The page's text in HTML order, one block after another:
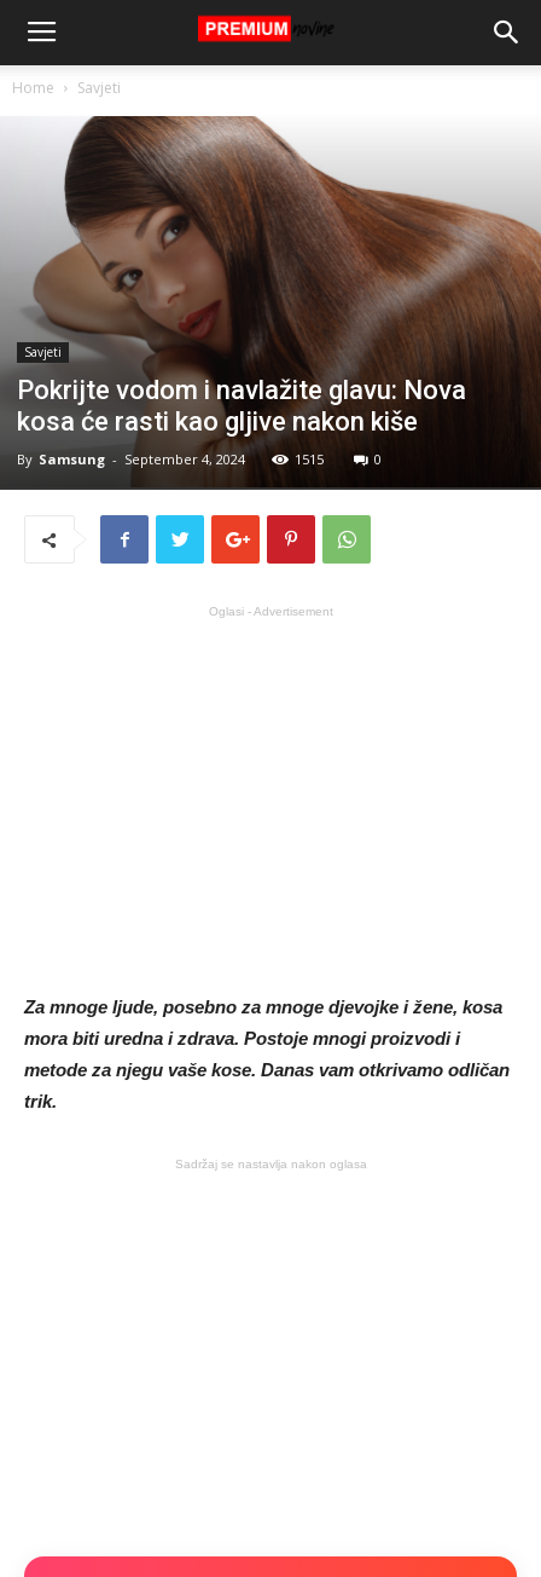
Home Savjeti
Savjeti
Pokrijte vodom i navlažite glavu: Nova
kosa će rasti kao gljive nakon kiše
By Samsung - September 4, 2024 1515 0
Oglasi - Advertisement
Za mnoge ljude, posebno za mnoge djevojke i žene, kosa
mora biti uredna i zdrava. Postoje mnogi proizvodi i
metode za njegu vaše kose. Danas vam otkrivamo odličan
trik.
Sadržaj se nastavlja nakon oglasa